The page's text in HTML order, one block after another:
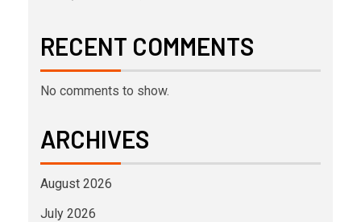
RECENT COMMENTS
No comments to show.
ARCHIVES
August 2026
July 2026